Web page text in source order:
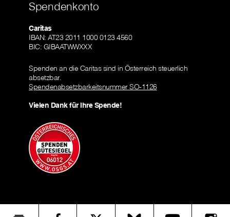
Spendenkonto
Caritas
IBAN: AT23 2011 1000 0123 4560
BIC: GIBAATWWXXX
Spenden an die Caritas sind in Österreich steuerlich
absetzbar.
Spendenabsetzbarkeitsnummer SO-1126
Vielen Dank für Ihre Spende!